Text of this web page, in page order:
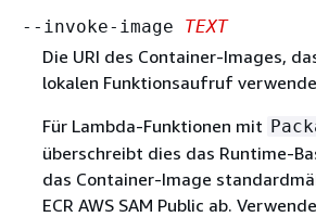
--invoke-image TEXT
Die URI des Container-Images,
lokalen Funktionsaufruf
Für Lambda-Funktionen mit
überschreibt dies das Runtime-
das Container-Image
ECR AWS SAM Public ab.